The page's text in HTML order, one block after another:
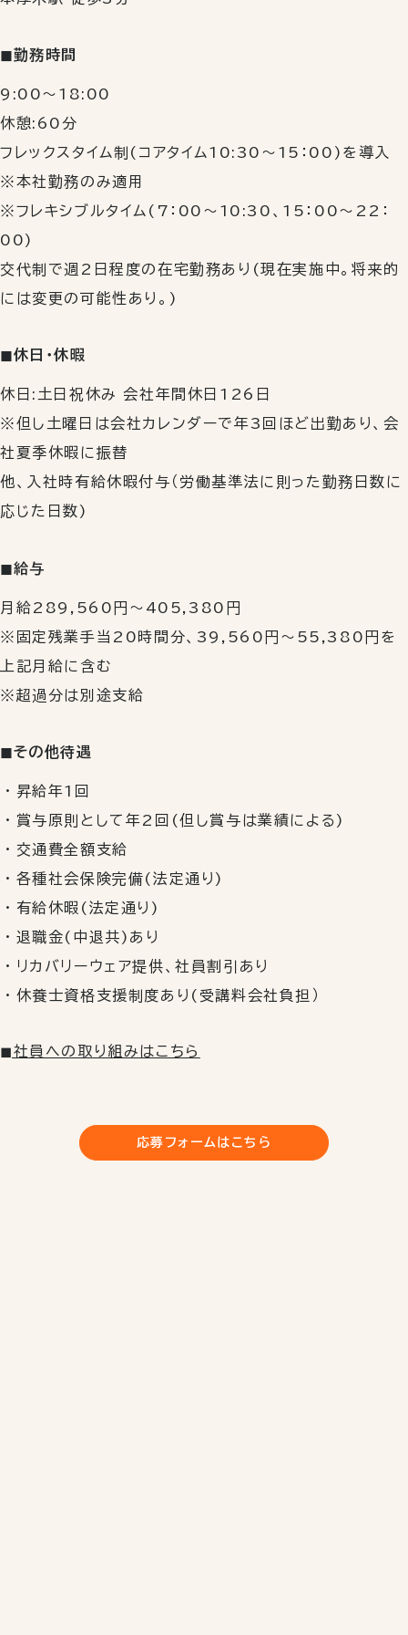
◼︎勤務時間
9:00〜18:00
休憩:60分
フレックスタイム制(コアタイム10:30～15：00)を導入
※本社勤務のみ適用
※フレキシブルタイム(7：00～10:30、15：00～22：
00)
交代制で週2日程度の在宅勤務あり(現在実施中。将来的
には変更の可能性あり。)
◼︎休日・休暇
休日:土日祝休み 会社年間休日126日
※但し土曜日は会社カレンダーで年3回ほど出勤あり、会
社夏季休暇に振替
他、入社時有給休暇付与（労働基準法に則った勤務日数に
応じた日数)
◼︎給与
月給289,560円～405,380円
※固定残業手当20時間分、39,560円～55,380円を
上記月給に含む
※超過分は別途支給
◼︎その他待遇
昇給年1回
賞与原則として年2回(但し賞与は業績による)
交通費全額支給
各種社会保険完備(法定通り)
有給休暇(法定通り)
退職金(中退共)あり
リカバリーウェア提供、社員割引あり
休養士資格支援制度あり(受講料会社負担）
◼︎社員への取り組みはこちら
応募フォームはこちら